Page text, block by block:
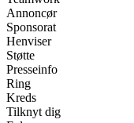
Annoncør
Sponsorat
Henviser
Støtte
Presseinfo
Ring
Kreds
Tilknyt dig